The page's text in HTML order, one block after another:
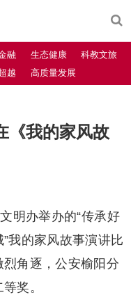
融 生态健康
科教文旅
越 高质量发展
《我的家风故
明办举办的“传承好
我的家风故事演讲比
角逐，公安榆阳分
奖。